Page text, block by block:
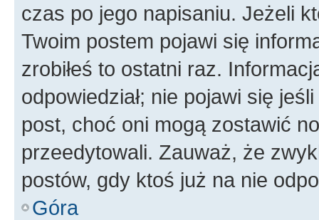
czas po jego napisaniu. Jeżeli
Twoim postem pojawi się
zrobiłeś to ostatni raz.
odpowiedział; nie pojawi się
post, choć oni mogą zostawić
przeedytowali. Zauważ, że
postów, gdy ktoś już na nie
Góra